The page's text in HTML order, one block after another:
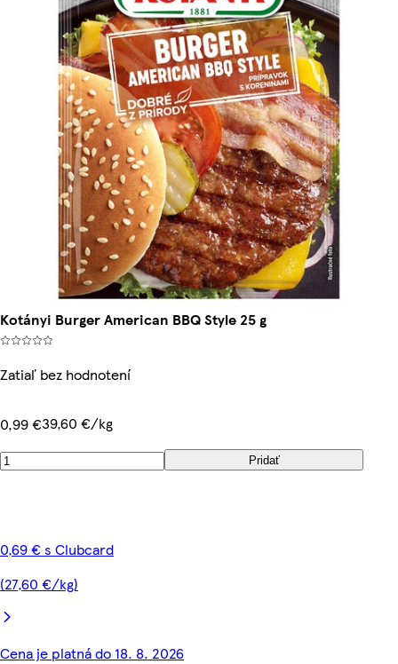
Kotányi Burger American BBQ Style 25 g
Zatiaľ bez hodnotení
0,99 €39,60 €/kg
Pridať
0,69 € s Clubcard
(27,60 €/kg)
Cena je platná do 18. 8. 2026